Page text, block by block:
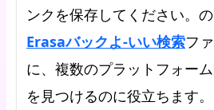
ンクを保存してください。
Erasaバックよ-いい検索フ
に、複数のプラットフォー
を見つけるのに役立ちます。